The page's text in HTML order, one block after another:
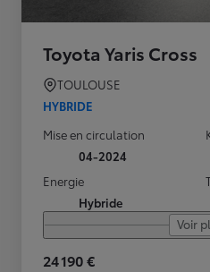
Toyota Yaris Cross
TOULOUSE
HYBRIDE
Mise en circulation
04-2024
Energie
Hybride
Voir
24 190 €